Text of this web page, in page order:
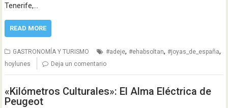
Tenerife,…
READ MORE
GASTRONOMÍA Y TURISMO #adeje,#ehabsoltan,#joyas_de_españa,
hoylunes Deja un comentario
«Kilómetros Culturales»: El Alma Eléctrica de
Peugeot